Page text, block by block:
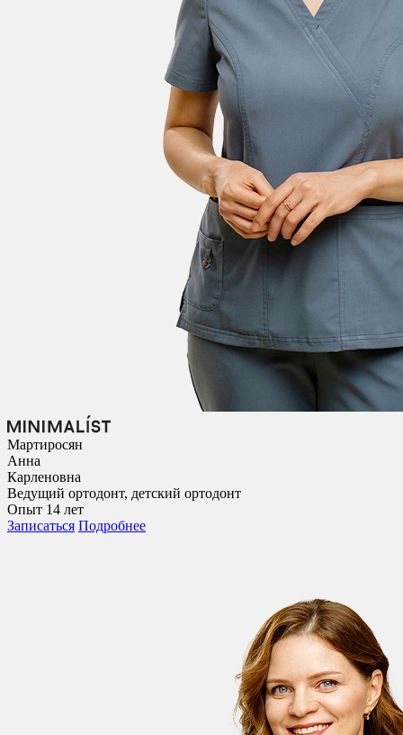
Мартиросян
Анна
Карленовна
Ведущий ортодонт, детский ортодонт
Опыт 14 лет
Записаться Подробнее